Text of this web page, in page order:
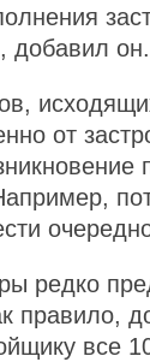
добавил он.
от
редко
правило,
все